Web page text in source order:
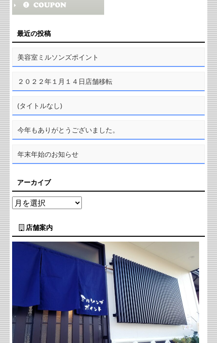
最近の投稿
美容室ミルソンズポイント
２０２２年１月１４日店舗移転
(タイトルなし)
今年もありがとうございました。
年末年始のお知らせ
アーカイブ
店舗案内